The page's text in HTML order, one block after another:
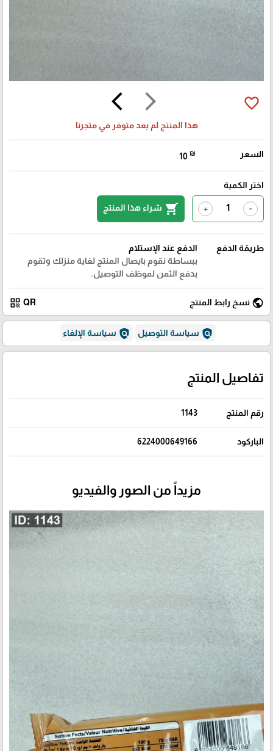
🎓
arrow_forward_ios
arrow_back_ios favorite_border
هذا المنتج لم يعد متوفر في متجرنا
السعر 10 ₪
اختر الكمية
-
+
shopping_cart شراء هذا المنتج
طريقة الدفع
الدفع عند الإستلام
ببساطة نقوم بايصال المنتج لغاية منزلك وتقوم
بدفع الثمن لموظف التوصيل.
public نسخ رابط المنتج QR
qr_code
policy سياسة التوصيل policy سياسة الإلغاء
تفاصيل المنتج
رقم المنتج 1143
الباركود 6224000649166
مزيداً من الصور والفيديو